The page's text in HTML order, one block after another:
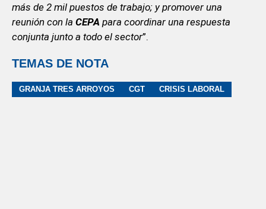
más de 2 mil puestos de trabajo; y promover una
reunión con la CEPA para coordinar una respuesta
conjunta junto a todo el sector”.
TEMAS DE NOTA
GRANJA TRES ARROYOS CGT CRISIS LABORAL